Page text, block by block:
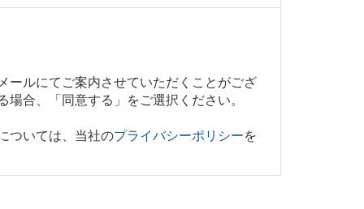
ールにてご案内させていただくことがござ
合、「同意する」をご選択ください。
ついては、当社のプライバシーポリシーを